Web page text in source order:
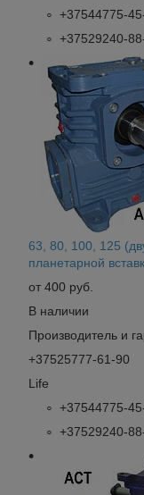
+37544775-
+37529240-
63, 80, 100, 125
планетарной
от 400 руб.
В наличии
Производитель и
+37525777-61-90
Life
+37544775-
+37529240-